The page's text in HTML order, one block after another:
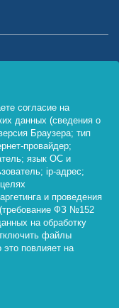
РФ
согласие на
данных (сведения о
Браузера; тип
провайдер;
язык ОС и
ip-адрес;
и проведения
(требование ФЗ №152
на обработку
файлы
повлияет на